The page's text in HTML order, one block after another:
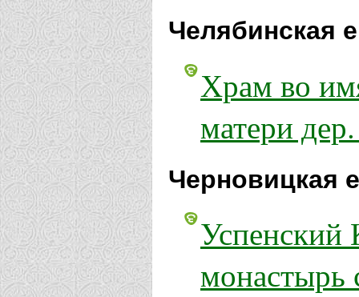
Челябинская
Храм во
матери
Черновицкая
Успенский
монастырь